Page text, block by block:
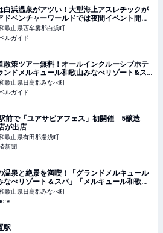
白浜温泉がアツい！大型海上アスレチックが
ドベンチャーワールドでは夜間イベント開催
ラベル】
歌山県西牟婁郡白浜町
ルガイド
散策ツアー無料！オールインクルーシブホテ
ンドメルキュール和歌山みなべリゾート&ス
天トラベル】
歌山県日高郡みなべ町
ルガイド
前で「ユアサビアフェス」初開催 5醸造
が出店
歌山県有田郡湯浅町
新聞
温泉と絶景を満喫！「グランドメルキュール
なべリゾート＆スパ」「メルキュール和歌山
ート＆スパ」｜るるぶ&more.
歌山県日高郡みなべ町
駅